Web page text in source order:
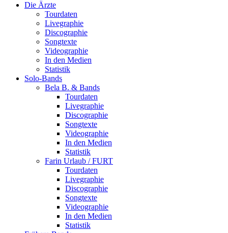
Die Ärzte
Tourdaten
Livegraphie
Discographie
Songtexte
Videographie
In den Medien
Statistik
Solo-Bands
Bela B. & Bands
Tourdaten
Livegraphie
Discographie
Songtexte
Videographie
In den Medien
Statistik
Farin Urlaub / FURT
Tourdaten
Livegraphie
Discographie
Songtexte
Videographie
In den Medien
Statistik